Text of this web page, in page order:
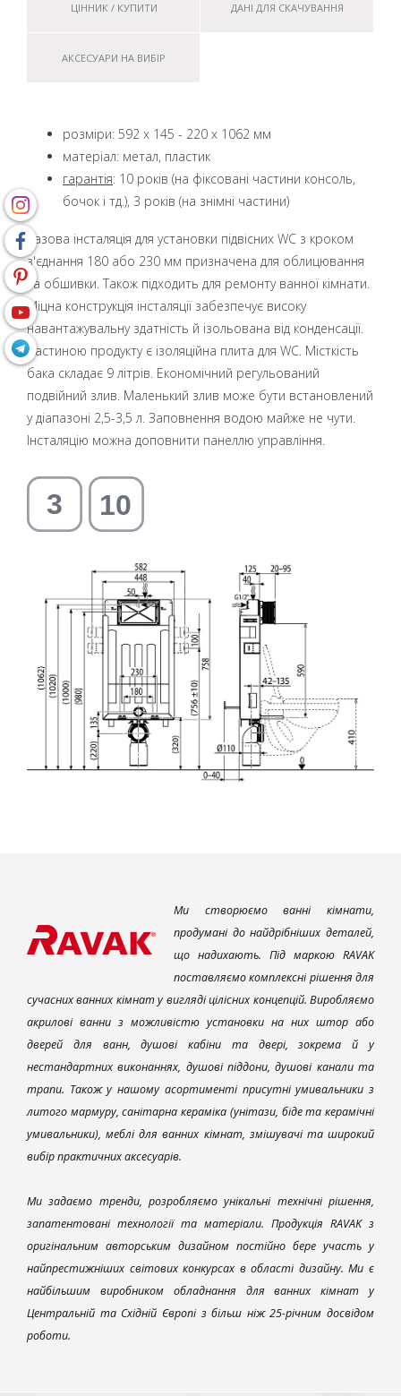
ЦІННИК / КУПИТИ ДАНІ ДЛЯ СКАЧУВАННЯ
АКСЕСУАРИ НА ВИБІР
розміри: 592 x 145 - 220 x 1062 мм
матеріал: метал, пластик
гарантія: 10 років (на фіксовані частини консоль,
бочок і тд.), 3 років (на знімні частини)
Базова інсталяція для установки підвісних WC з кроком
з'єднання 180 або 230 мм призначена для облицювання
та обшивки. Також підходить для ремонту ванної кімнати.
Міцна конструкція інсталяції забезпечує високу
навантажувальну здатність й ізольована від конденсації.
Частиною продукту є ізоляційна плита для WC. Місткість
бака складає 9 літрів. Економічний регульований
подвійний злив. Маленький злив може бути встановлений
у діапазоні 2,5-3,5 л. Заповнення водою майже не чути.
Інсталяцію можна доповнити панеллю управління.
Ми створюємо ванні кімнати,
продумані до найдрібніших деталей,
що надихають. Під маркою RAVAK
поставляємо комплексні рішення для
сучасних ванних кімнат у вигляді цілісних концепцій. Виробляємо
акрилові ванни з можливістю установки на них штор або
дверей для ванн, душові кабіни та двері, зокрема й у
нестандартних виконаннях, душові піддони, душові канали та
трапи. Також у нашому асортименті присутні умивальники з
литого мармуру, санітарна кераміка (унітази, біде та керамічні
умивальники), меблі для ванних кімнат, змішувачі та широкий
вибір практичних аксесуарів.
Ми задаємо тренди, розробляємо унікальні технічні рішення,
запатентовані технології та матеріали. Продукція RAVAK з
оригінальним авторським дизайном постійно бере участь у
найпрестижніших світових конкурсах в області дизайну. Ми є
найбільшим виробником обладнання для ванних кімнат у
Центральній та Східній Європі з більш ніж 25-річним досвідом
роботи.